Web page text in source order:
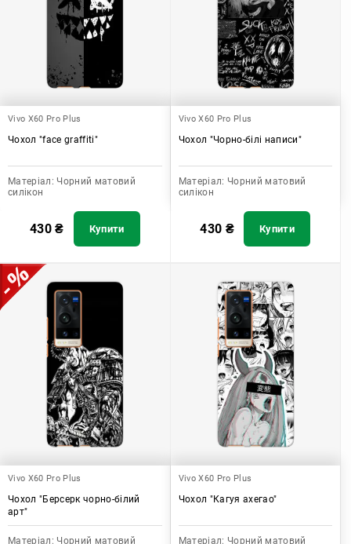
Vivo X60 Pro Plus
Чохол "face graffiti"
Матеріал: Чорний матовий
силікон
430₴ Купити
Vivo X60 Pro Plus
Чохол "Чорно-білі написи"
Матеріал: Чорний матовий
силікон
430 ₴ Купити
Vivo X60 Pro Plus
Чохол "Берсерк чорно-білий
арт"
Матеріал: Чорний матовий
Vivo X60 Pro Plus
Чохол "Кагуя ахегао"
Матеріал: Чорний матовий